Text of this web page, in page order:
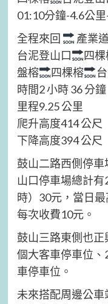
01:10分鐘-4.6公
全程來回
產業
台泥登山口
四
盤榕
四棵榕
時間2 小時 36 分鐘
里程9.25 公里
爬升高度414 公尺
下降高度394 公尺
鼓山二路西側停
山口停車場總計
時）30元，當日
每次收費10元。
鼓山三路東側也
個大客車停車位
車停車位。
未來搭配周邊公